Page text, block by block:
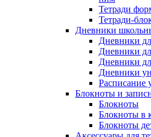
Тетради
Тетради-
Дневники
Дневники
Дневники
Дневники
Дневники
Расписание
Блокноты и
Блокноты
Блокноты в
Блокноты